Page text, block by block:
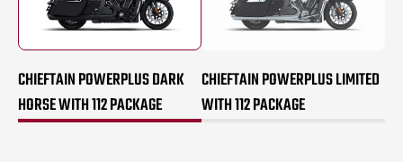
CHIEFTAIN POWERPLUS DARK
HORSE WITH 112 PACKAGE
CHIEFTAIN POWERPLUS LIMITED
WITH 112 PACKAGE